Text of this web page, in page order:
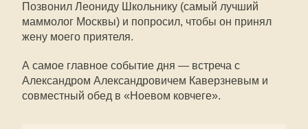
Позвонил Леониду Школьнику (самый лучший
маммолог Москвы) и попросил, чтобы он принял
жену моего приятеля.
А самое главное событие дня — встреча с
Александром Александровичем Каверзневым и
совместный обед в «Ноевом ковчеге».